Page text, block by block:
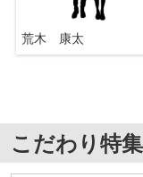
荒木 康太
こだわり特集